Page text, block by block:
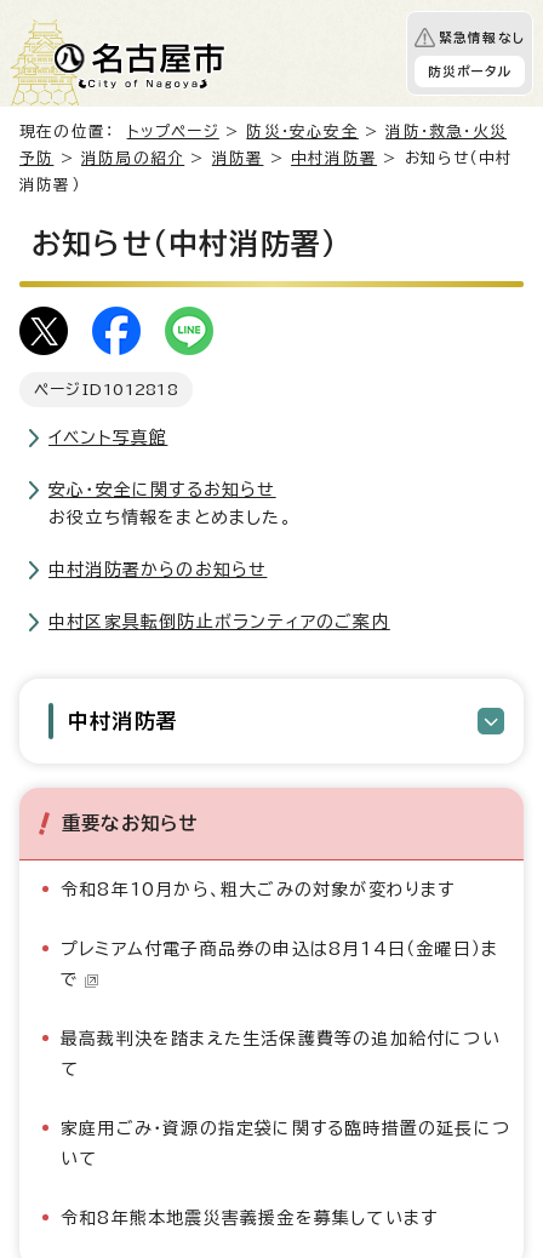
緊急情報なし
防災ポータル
現在の位置： トップページ > 防災・安心安全 >消防・救急・火災
予防
>消防局の紹介 > 消防署 > 中村消防署
> お知らせ（中村
消防署）
お知らせ（中村消防署）
ページID 1012818
イベント写真館
安心・安全に関するお知らせ
お役立ち情報をまとめました。
中村消防署からのお知らせ
中村区家具転倒防止ボランティアのご案内
中村消防署
重要なお知らせ
令和8年10月から、粗大ごみの対象が変わります
プレミアム付電子商品券の申込は8月14日（金曜日）ま
で
最高裁判決を踏まえた生活保護費等の追加給付につい
て
家庭用ごみ・資源の指定袋に関する臨時措置の延長につ
いて
令和8年熊本地震災害義援金を募集しています